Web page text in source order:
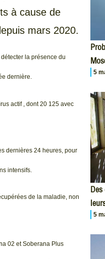
à cause de
mars 2020.
la présence du
dernière.
actif , dont 20 125 avec
dernières 24 heures, pour
intensifs.
de la maladie, non
02 et Soberana Plus
5
5